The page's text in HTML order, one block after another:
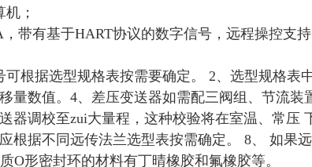
；
，带有基于HART协议的数字信号，远程操控支
可根据选型规格表按需要确定。 2、选型规格
量数值。4、差压变送器如需配三阀组、节流
器调校至zui大量程，这种校验将在室温、常压
根据不同远传法兰选型表按需确定。 8、 如果
O形密封环的材料有丁晴橡胶和氟橡胶等。